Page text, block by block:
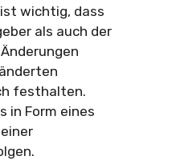
wichtig, dass
als auch der
festhalten.
in Form eines